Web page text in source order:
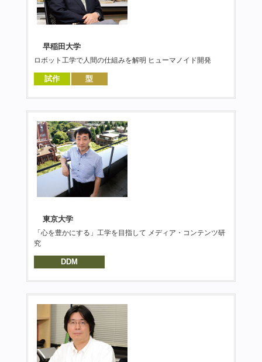
早稲田大学
ロボット工学で人間の仕組みを解明 ヒューマノイド開発
試作 型
東京大学
「心を豊かにする」工学を目指して メディア・コンテンツ研
究
DDM